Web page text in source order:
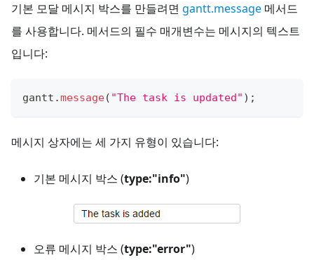
기본 모달 메시지 박스를 만들려면 gantt.message 메서드
를 사용합니다. 메서드의 필수 매개변수는 메시지의 텍스트
입니다:
gantt .message( "The task is updated" ) ;
메시지 상자에는 세 가지 유형이 있습니다:
기본 메시지 박스 (type:"info")
오류 메시지 박스 (type:"error")